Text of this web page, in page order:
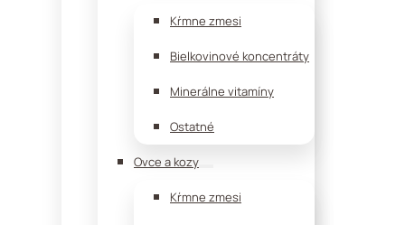
Kŕmne zmesi
Bielkovinové koncentráty
Minerálne vitamíny
Ostatné
Ovce a kozy
Kŕmne zmesi